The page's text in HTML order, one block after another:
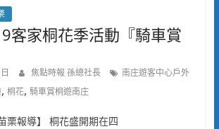
客家桐花季活動『騎車賞
焦點時報 孫總社長
南庄遊客中心戶外
, 桐花, 騎車賞桐遊南庄
栗報導】 桐花盛開期在四